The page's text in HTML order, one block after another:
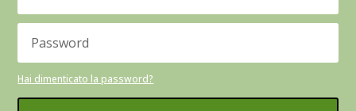
Hai dimenticato la password?